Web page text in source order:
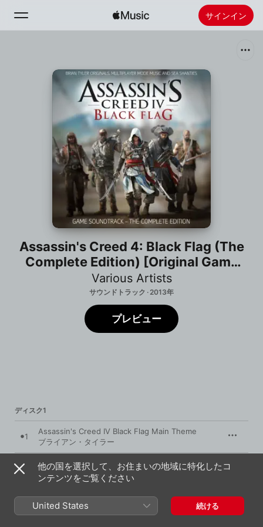
サインイン
ホーム
新着おすすめ
ラジオ
Apple Musicをインストール
Assassin's Creed 4: Black Flag (The
Complete Edition) [Original Game
Soundtrack]
Various Artists
サウンドトラック · 2013年
プレビュー
ディスク1
1
Assassin's Creed IV Black Flag Main Theme
ブライアン・タイラー
2
Pyrates Beware
ブライアン・タイラー
3
On the Horizon
ブライアン・タイラー
他の国を選択して、お住まいの地域に特化したコ
ンテンツをご覧ください
United States 続ける